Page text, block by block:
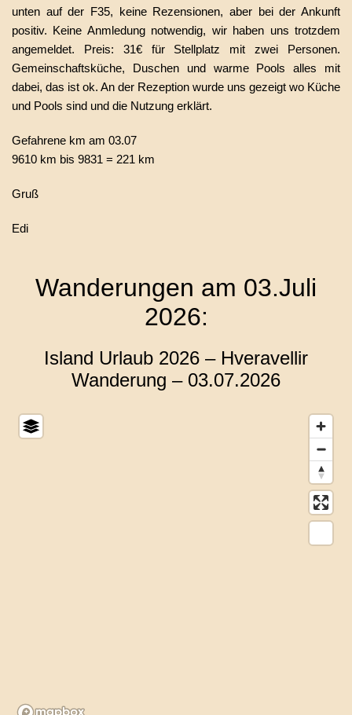
unten auf der F35, keine Rezensionen, aber bei der Ankunft
positiv. Keine Anmledung notwendig, wir haben uns trotzdem
angemeldet. Preis: 31€ für Stellplatz mit zwei Personen.
Gemeinschaftsküche, Duschen und warme Pools alles mit
dabei, das ist ok. An der Rezeption wurde uns gezeigt wo Küche
und Pools sind und die Nutzung erklärt.
Gefahrene km am 03.07
9610 km bis 9831 = 221 km
Gruß
Edi
Wanderungen am 03.Juli
2026:
Island Urlaub 2026 – Hveravellir
Wanderung – 03.07.2026